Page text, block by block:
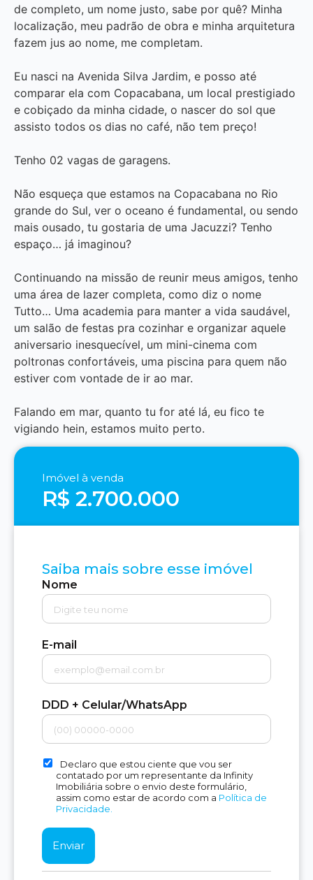
de completo, um nome justo, sabe por quê? Minha
localização, meu padrão de obra e minha arquitetura
fazem jus ao nome, me completam.
Eu nasci na Avenida Silva Jardim, e posso até
comparar ela com Copacabana, um local prestigiado
e cobiçado da minha cidade, o nascer do sol que
assisto todos os dias no café, não tem preço!
Tenho 02 vagas de garagens.
Não esqueça que estamos na Copacabana no Rio
grande do Sul, ver o oceano é fundamental, ou sendo
mais ousado, tu gostaria de uma Jacuzzi? Tenho
espaço… já imaginou?
Continuando na missão de reunir meus amigos, tenho
uma área de lazer completa, como diz o nome
Tutto… Uma academia para manter a vida saudável,
um salão de festas pra cozinhar e organizar aquele
aniversario inesquecível, um mini-cinema com
poltronas confortáveis, uma piscina para quem não
estiver com vontade de ir ao mar.
Falando em mar, quanto tu for até lá, eu fico te
vigiando hein, estamos muito perto.
Imóvel à venda
R$ 2.700.000
Saiba mais sobre esse imóvel
Nome
E-mail
DDD + Celular/WhatsApp
Declaro que estou ciente que vou ser
contatado por um representante da Infinity
Imobiliária sobre o envio deste formulário,
assim como estar de acordo com a Política de
Privacidade.